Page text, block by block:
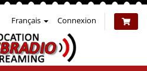
Français Connexion